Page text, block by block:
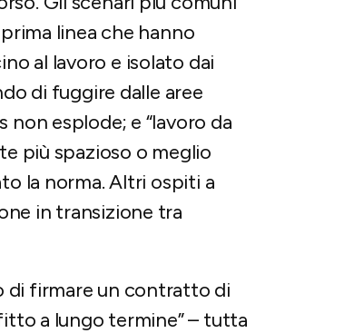
linea che hanno
al lavoro e isolato dai
di fuggire dalle aree
esplode; e “lavoro da
più spazioso o meglio
la norma. Altri ospiti a
in transizione tra
di firmare un contratto di
a lungo termine” – tutta